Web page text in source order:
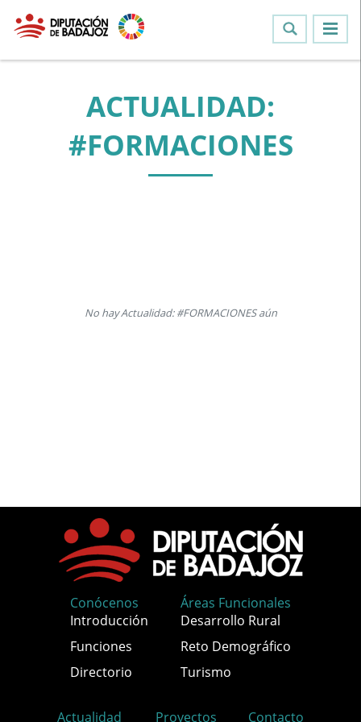
ACTUALIDAD:
#FORMACIONES
No hay Actualidad: #FORMACIONES aún
Conócenos
Introducción
Funciones
Directorio
Áreas Funcionales
Desarrollo Rural
Reto Demográfico
Turismo
Actualidad Proyectos Contacto